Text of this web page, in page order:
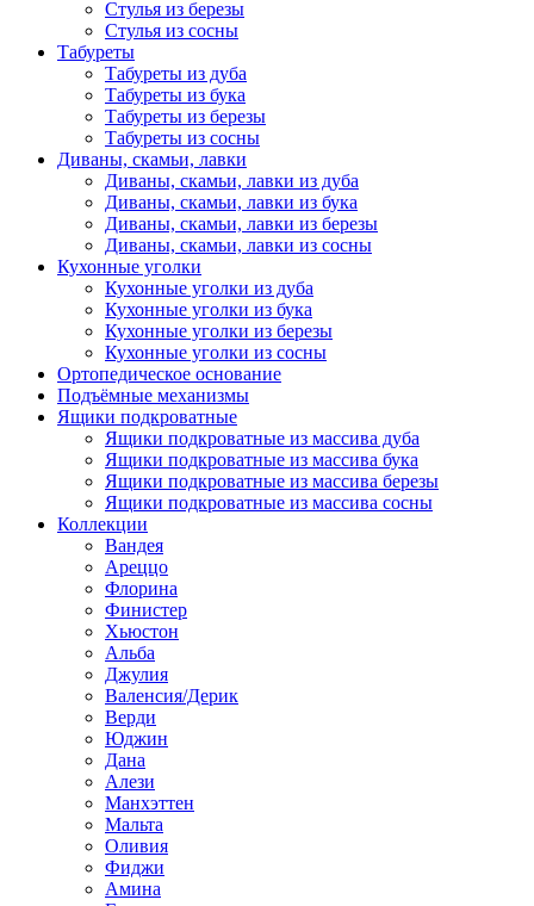
Стулья из березы
Стулья из сосны
Табуреты
Табуреты из дуба
Табуреты из бука
Табуреты из березы
Табуреты из сосны
Диваны, скамьи, лавки
Диваны, скамьи, лавки из дуба
Диваны, скамьи, лавки из бука
Диваны, скамьи, лавки из березы
Диваны, скамьи, лавки из сосны
Кухонные уголки
Кухонные уголки из дуба
Кухонные уголки из бука
Кухонные уголки из березы
Кухонные уголки из сосны
Ортопедическое основание
Подъёмные механизмы
Ящики подкроватные
Ящики подкроватные из массива дуба
Ящики подкроватные из массива бука
Ящики подкроватные из массива березы
Ящики подкроватные из массива сосны
Коллекции
Вандея
Ареццо
Флорина
Финистер
Хьюстон
Альба
Джулия
Валенсия/Дерик
Верди
Юджин
Дана
Алези
Манхэттен
Мальта
Оливия
Фиджи
Амина